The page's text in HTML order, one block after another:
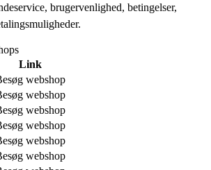
brugervenlighed, betingelser,
Link
webshop
webshop
webshop
webshop
webshop
webshop